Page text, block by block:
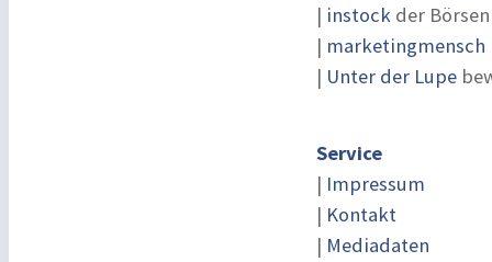
| instock der
|
| Unter der Lupe
Service
| Impressum
| Kontakt
| Mediadaten